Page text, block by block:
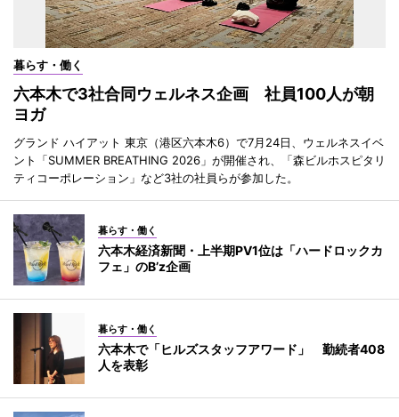
暮らす・働く
六本木で3社合同ウェルネス企画 社員100人が朝
ヨガ
グランド ハイアット 東京（港区六本木6）で7月24日、ウェルネスイベ
ント「SUMMER BREATHING 2026」が開催され、「森ビルホスピタリ
ティコーポレーション」など3社の社員らが参加した。
暮らす・働く
六本木経済新聞・上半期PV1位は「ハードロックカ
フェ」のB’z企画
暮らす・働く
六本木で「ヒルズスタッフアワード」 勤続者408
人を表彰